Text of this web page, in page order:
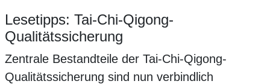
Lesetipps: Tai-Chi-Qigong-
Qualitätssicherung
Zentrale Bestandteile der Tai-Chi-Qigong-
Qualitätssicherung sind nun verbindlich